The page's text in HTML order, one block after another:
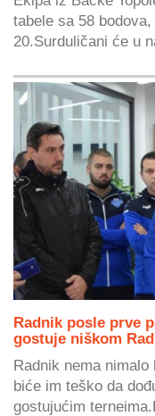
tabele sa 58
20.Surduličani će u
Radnik posle prve
gostuje niškom
Radnik nema
biće im teško da
gostujućim